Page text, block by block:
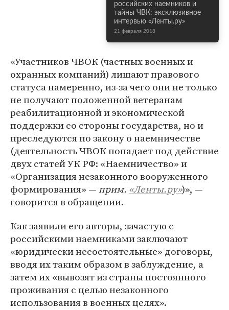
российских наемников и
тайны ЧВК: эксклюзивное
интервью «Ленты.ру»
21 февраля 2018
«Участников ЧВОК (частных военных и
охранных компаний) лишают правового
статуса намеренно, из-за чего они не только
не получают положенной ветеранам
реабилитационной и экономической
поддержки со стороны государства, но и
преследуются по закону о наемничестве
(деятельность ЧВОК попадает под действие
двух статей УК РФ: «Наемничество» и
«Организация незаконного вооруженного
формирования» — прим. «Ленты.ру»)», —
говорится в обращении.
Как заявили его авторы, зачастую с
российскими наемниками заключают
«юридически несостоятельные» договоры,
вводя их таким образом в заблуждение, а
затем их «вывозят из страны постоянного
проживания с целью незаконного
использования в военных целях».